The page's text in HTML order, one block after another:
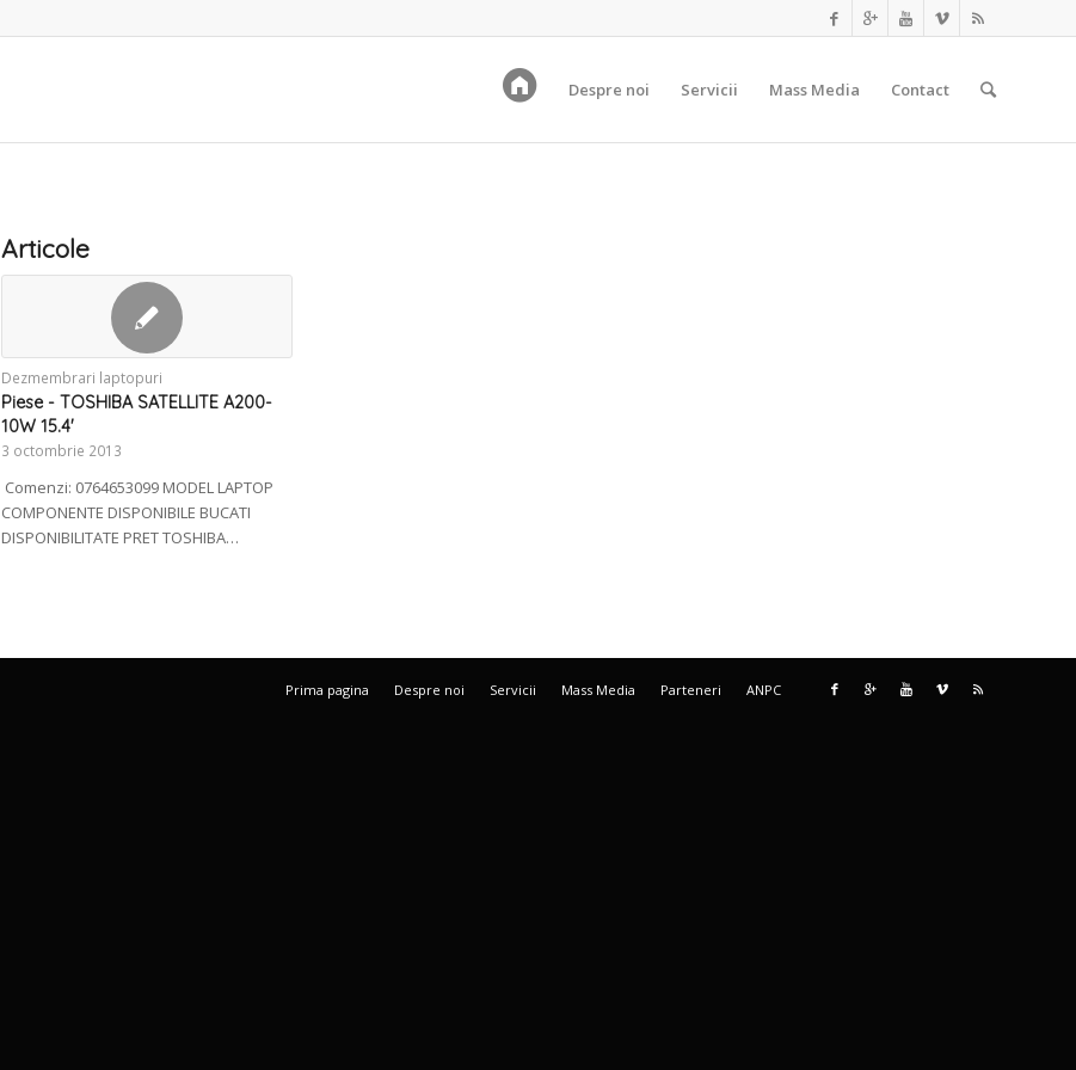
PrimaDespre noi Servicii Mass Media Contact
Articole
Dezmembrari laptopuri
Piese - TOSHIBA SATELLITE A200-
10W 15.4'
3 octombrie 2013
Comenzi: 0764653099 MODEL LAPTOP
COMPONENTE DISPONIBILE BUCATI
DISPONIBILITATE PRET TOSHIBA…
Prima pagina Despre noi Servicii Mass Media Parteneri ANPC